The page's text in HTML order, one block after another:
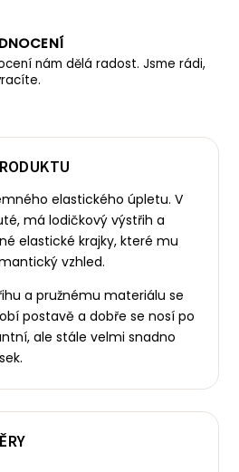
nám dělá radost. Jsme rádi,
elastického úpletu. V
má lodičkový výstřih a
elastické krajky, které mu
vzhled.
a pružnému materiálu se
postavě a dobře se nosí po
ale stále velmi snadno